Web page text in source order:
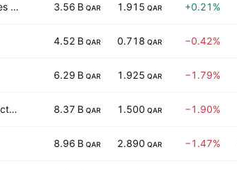
Gulf International Services QSC 3.56 B QAR 1.915 QAR +0.21%
4.52 B QAR 0.718 QAR −0.42%
6.29 B QAR 1.925 QAR −1.79%
Qatar Aluminium Manufacturing Company 8.37 B QAR 1.500 QAR −1.90%
8.96 B QAR 2.890 QAR −1.47%